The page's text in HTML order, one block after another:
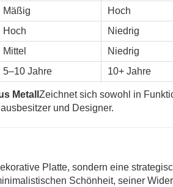
Mäßig
Hoch
Hoch
Niedrig
Mittel
Niedrig
5–10 Jahre 10+ Jahre
Metall Zeichnet sich sowohl in
und Designer.
Platte, sondern eine
Schönheit, seiner